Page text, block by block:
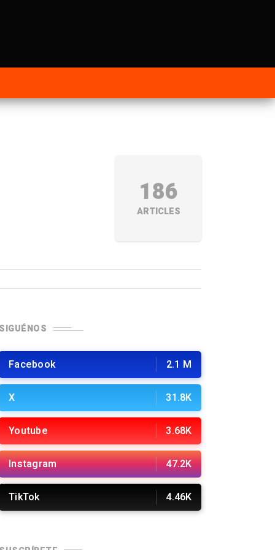
186
ARTICLES
SIGUÉNOS
Facebook 2.1 M
X 31.8K
Youtube 3.68K
Instagram 47.2K
TikTok 4.46K